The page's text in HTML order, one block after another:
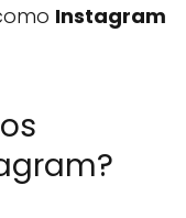
Instagram